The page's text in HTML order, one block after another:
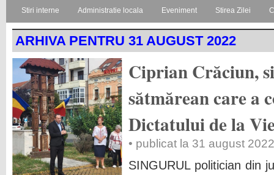
Stiri interne Administratie locala Eveniment Stirea Zilei
ARHIVA PENTRU 31 AUGUST 2022
Ciprian Crăciun,
sătmărean care a
Dictatului de la
• publicat la 31 august
SINGURUL politician din